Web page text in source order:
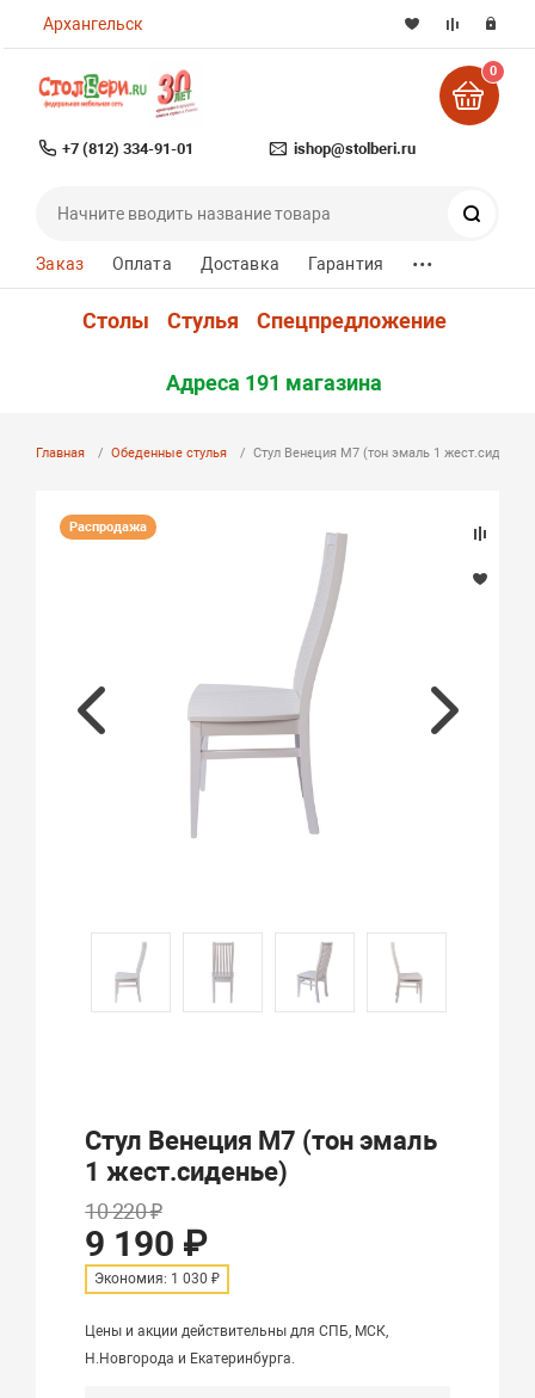
Архангельск
+7 (812) 334-91-01 ishop@stolberi.ru
0
Заказ Оплата Доставка Гарантия ...
Столы Стулья Спецпредложение
Адреса 191 магазина
Главная Обеденные стулья Стул Венеция М7 (тон эмаль 1 жест.сиденье)
Распродажа
Стул Венеция М7 (тон эмаль
1 жест.сиденье)
10 220 ₽
9 190 ₽
Экономия: 1 030 ₽
Цены и акции действительны для СПБ, МСК,
Н.Новгорода и Екатеринбурга.